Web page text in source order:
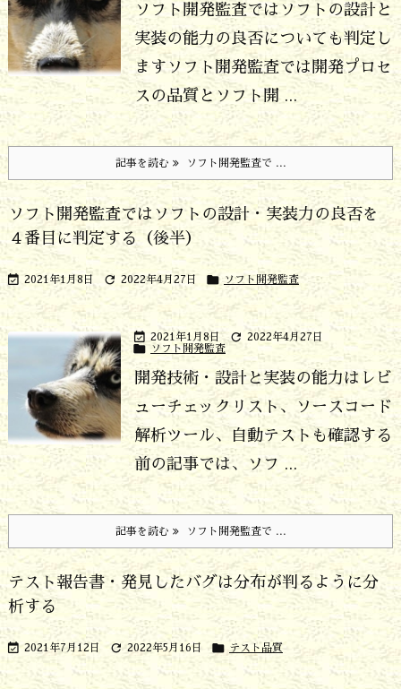
ソフト開発監査ではソフトの設計と
実装の能力の良否についても判定し
ます ソフト開発監査では開発プロセ
スの品質とソフト開 ...
記事を読む ソフト開発監査で ...
ソフト開発監査ではソフトの設計・実装力の良否を
４番目に判定する（後半）
 2021年1月8日  2022年4月27日  ソフト開発監査
 2021年1月8日  2022年4月27日
 ソフト開発監査
開発技術・設計と実装の能力はレビ
ューチェックリスト、ソースコード
解析ツール、自動テストも確認する
前の記事では、ソフ ...
記事を読む ソフト開発監査で ...
テスト報告書・発見したバグは分布が判るように分
析する
 2021年7月12日  2022年5月16日  テスト品質